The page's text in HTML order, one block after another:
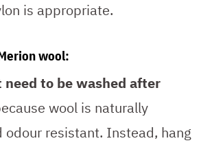
is appropriate.
wool:
need to be washed after
wool is naturally
resistant. Instead, hang